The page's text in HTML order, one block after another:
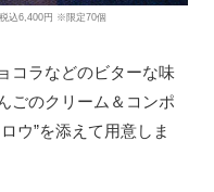
込6,400円 ※限定70個
コラなどのビターな味
ごのクリーム＆コンポ
ウ”を添えて用意しま